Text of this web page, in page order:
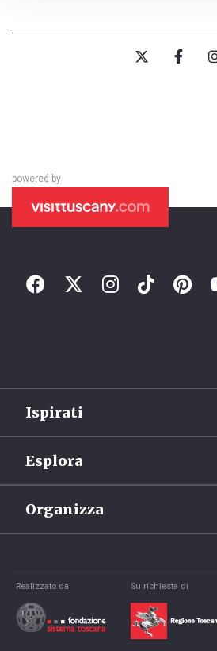
powered by
Ispirati
Esplora
Organizza
Realizzato da Su richiesta di